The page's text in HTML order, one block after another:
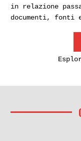
in relazione
documenti, fonti